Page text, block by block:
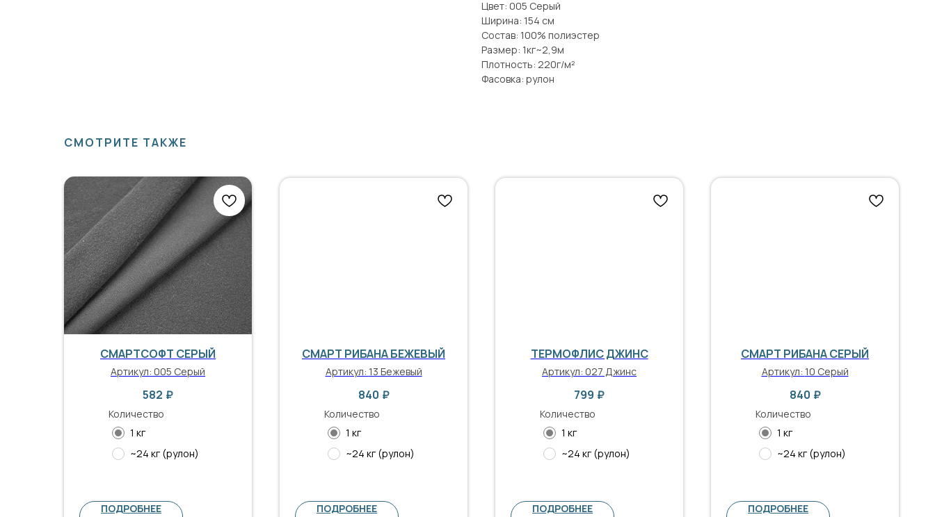
Цвет: 005 Серый
Ширина: 154 см
Состав: 100% полиэстер
Размер: 1кг~2,9м
Плотность: 220г/м²
Фасовка: рулон
СМОТРИТЕ ТАКЖЕ
СМАРТСОФТ СЕРЫЙ
Артикул: 005 Серый
582 ₽
Количество
1 кг
~24 кг (рулон)
ПОДРОБНЕЕ
СМАРТ РИБАНА БЕЖЕВЫЙ
Артикул: 13 Бежевый
840 ₽
Количество
1 кг
~24 кг (рулон)
ПОДРОБНЕЕ
ТЕРМОФЛИС ДЖИНС
Артикул: 027 Джинс
799 ₽
Количество
1 кг
~24 кг (рулон)
ПОДРОБНЕЕ
СМАРТ РИБАНА СЕРЫЙ
Артикул: 10 Серый
840 ₽
Количество
1 кг
~24 кг (рулон)
ПОДРОБНЕЕ